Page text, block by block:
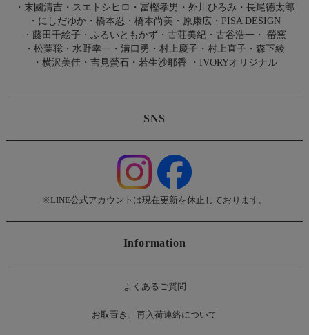
・ 末國清吉 ・ スエトシヒロ ・ 冨樫孝男 ・ 外川ひろみ ・ 長尾徳太郎
・ にしだゆか ・ 橋本忍 ・ 橋本尚美 ・ 原康広 ・ PISA DESIGN
・ 藤田千絵子 ・ ふるいともかず ・ 古荘美紀 ・ 古谷浩一 ・
螢窯
・ 松葉聡 ・ 水野幸一 ・ 溝口勇 ・ 村上慶子 ・ 村上直子 ・ 森下綾
・ 横沢美佳 ・ 吉見螢石・ 若生沙耶香 ・ IVORYオリジナル
SNS
※LINE公式アカウントは現在更新を休止しております。
Information
よくあるご質問
お取置き、再入荷連絡について